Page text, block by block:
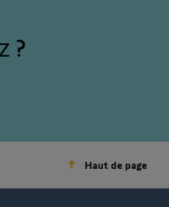
Haut de page